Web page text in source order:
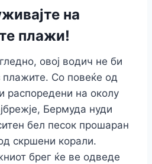
на
плажи!
овој водич не би
Со повеќе од
распоредени на околу
Бермуда нуди
бел песок прошаран
скршени корали.
брег ќе ве одведе